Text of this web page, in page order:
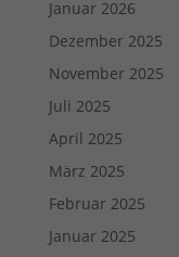
Januar 2026
Dezember 2025
November 2025
Juli 2025
April 2025
März 2025
Februar 2025
Januar 2025